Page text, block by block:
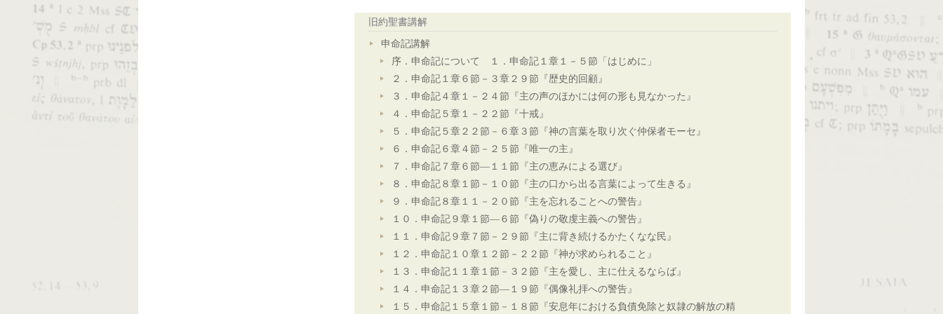
旧約聖書講解
申命記講解
序．申命記について １．申命記１章１－５節「はじめに」
２．申命記１章６節－３章２９節『歴史的回顧』
３．申命記４章１－２４節『主の声のほかには何の形も見なかった』
４．申命記５章１－２２節『十戒』
５．申命記５章２２節－６章３節『神の言葉を取り次ぐ仲保者モーセ』
６．申命記６章４節－２５節『唯一の主』
７．申命記７章６節―１１節『主の恵みによる選び』
８．申命記８章１節－１０節『主の口から出る言葉によって生きる』
９．申命記８章１１－２０節『主を忘れることへの警告』
１０．申命記９章１節―６節『偽りの敬虔主義への警告』
１１．申命記９章７節－２９節『主に背き続けるかたくなな民』
１２．申命記１０章１２節－２２節『神が求められること』
１３．申命記１１章１節－３２節『主を愛し、主に仕えるならば』
１４．申命記１３章２節―１９節『偶像礼拝への警告』
１５．申命記１５章１節－１８節『安息年における負債免除と奴隷の解放の精